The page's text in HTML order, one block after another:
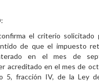
el criterio
de que el impuesto
en el mes de
acreditado en el mes de
5, fracción IV, de la Ley